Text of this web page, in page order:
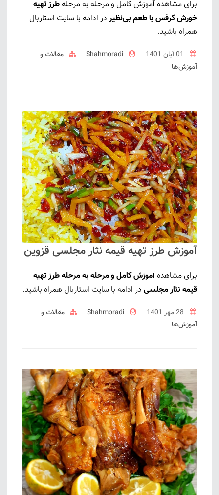
برای مشاهده آموزش کامل و مرحله به مرحله طرز تهیه
خورش کرفس با طعم بی‌نظیردر ادامه با سایت استاربال
همراه باشید.
Shahmoradi
مقالات و
آموزش‌ها
آموزش طرز تهیه قیمه نثار مجلسی قزوین
برای مشاهدهآموزش کامل و مرحله به مرحله طرز تهیه
قیمه نثار مجلسی در ادامه با سایت استاربال همراه باشید.
Shahmoradi
مقالات و
آموزش‌ها